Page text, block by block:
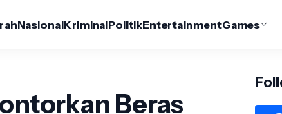
NasionalKriminalPolitikEntertainmentGames
Beras